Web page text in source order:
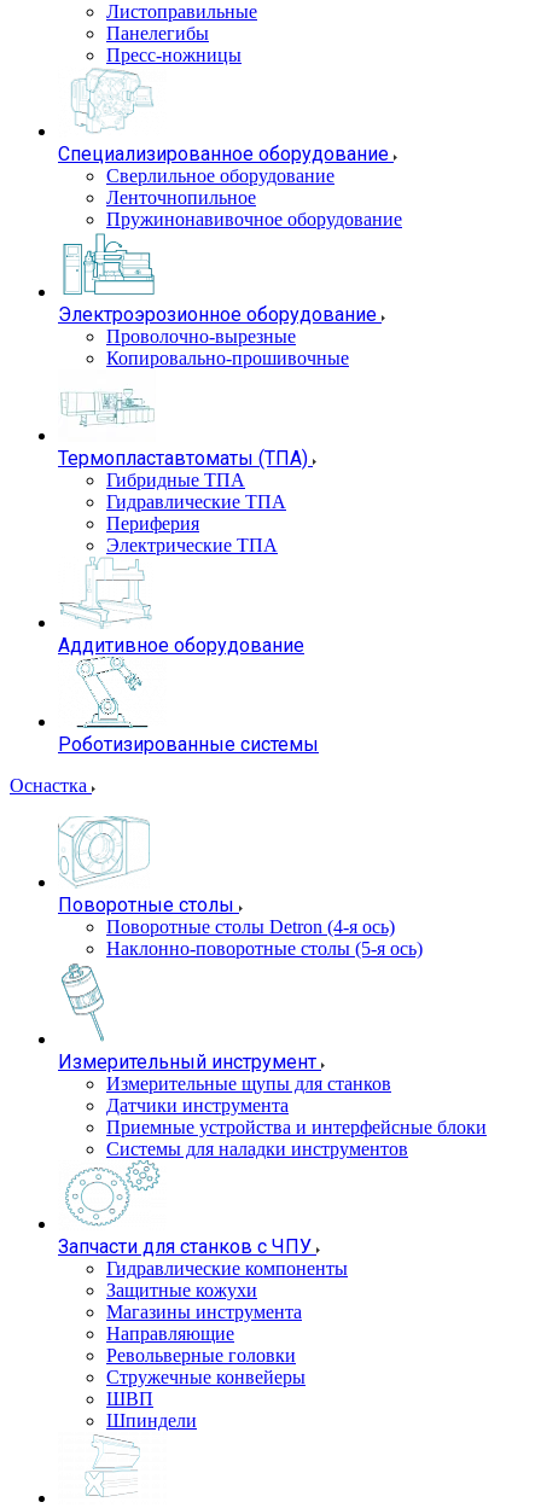
Листоправильные
Панелегибы
Пресс-ножницы
Специализированное оборудование
Сверлильное оборудование
Ленточнопильное
Пружинонавивочное оборудование
Электроэрозионное оборудование
Проволочно-вырезные
Копировально-прошивочные
Термопластавтоматы (ТПА)
Гибридные ТПА
Гидравлические ТПА
Периферия
Электрические ТПА
Аддитивное оборудование
Роботизированные системы
Оснастка
Поворотные столы
Поворотные столы Detron (4-я ось)
Наклонно-поворотные столы (5-я ось)
Измерительный инструмент
Измерительные щупы для станков
Датчики инструмента
Приемные устройства и интерфейсные блоки
Системы для наладки инструментов
Запчасти для станков с ЧПУ
Гидравлические компоненты
Защитные кожухи
Магазины инструмента
Направляющие
Револьверные головки
Стружечные конвейеры
ШВП
Шпиндели